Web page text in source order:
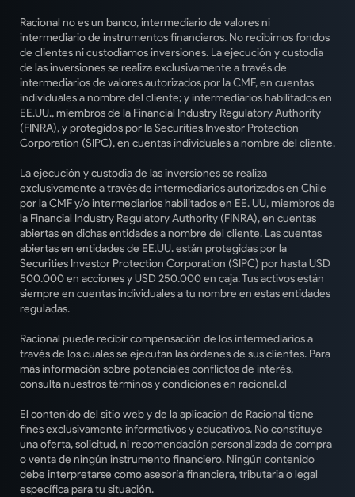
Racional no es un banco, intermediario de valores ni
intermediario de instrumentos financieros. No recibimos fondos
de clientes ni custodiamos inversiones. La ejecución y custodia
de las inversiones se realiza exclusivamente a través de
intermediarios de valores autorizados por la CMF, en cuentas
individuales a nombre del cliente; y intermediarios habilitados en
EE.UU., miembros de la Financial Industry Regulatory Authority
(FINRA), y protegidos por la Securities Investor Protection
Corporation (SIPC), en cuentas individuales a nombre del cliente.
La ejecución y custodia de las inversiones se realiza
exclusivamente a través de intermediarios autorizados en Chile
por la CMF y/o intermediarios habilitados en EE. UU, miembros de
la Financial Industry Regulatory Authority (FINRA), en cuentas
abiertas en dichas entidades a nombre del cliente. Las cuentas
abiertas en entidades de EE.UU. están protegidas por la
Securities Investor Protection Corporation (SIPC) por hasta USD
500.000 en acciones y USD 250.000 en caja. Tus activos están
siempre en cuentas individuales a tu nombre en estas entidades
reguladas.
Racional puede recibir compensación de los intermediarios a
través de los cuales se ejecutan las órdenes de sus clientes. Para
más información sobre potenciales conflictos de interés,
consulta nuestros términos y condiciones en racional.cl
El contenido del sitio web y de la aplicación de Racional tiene
fines exclusivamente informativos y educativos. No constituye
una oferta, solicitud, ni recomendación personalizada de compra
o venta de ningún instrumento financiero. Ningún contenido
debe interpretarse como asesoría financiera, tributaria o legal
específica para tu situación.